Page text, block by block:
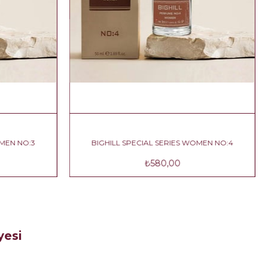
NO:4 BIGHILL SPECIAL SERIES WOMEN NO:5
₺350,00